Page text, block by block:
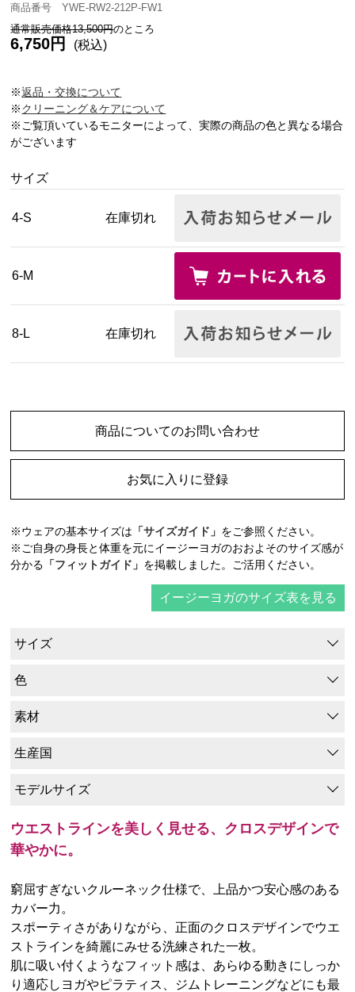
商品番号 YWE-RW2-212P-FW1
通常販売価格13,500円のところ
6,750円 (税込)
※返品・交換について
※クリーニング＆ケアについて
※ご覧頂いているモニターによって、実際の商品の色と異なる場合
がございます
サイズ
4-S 在庫切れ
6-M
8-L 在庫切れ
商品についてのお問い合わせ
お気に入りに登録
※ウェアの基本サイズは 「サイズガイド」 をご参照ください。
※ご自身の身長と体重を元にイージーヨガのおおよそのサイズ感が
分かる 「フィットガイド」 を掲載しました。ご活用ください。
イージーヨガのサイズ表を見る
サイズ
色
素材
生産国
モデルサイズ
ウエストラインを美しく見せる、クロスデザインで
華やかに。
窮屈すぎないクルーネック仕様で、上品かつ安心感のある
カバー力。
スポーティさがありながら、正面のクロスデザインでウエ
ストラインを綺麗にみせる洗練された一枚。
肌に吸い付くようなフィット感は、あらゆる動きにしっか
り適応しヨガやピラティス、ジムトレーニングなどにも最